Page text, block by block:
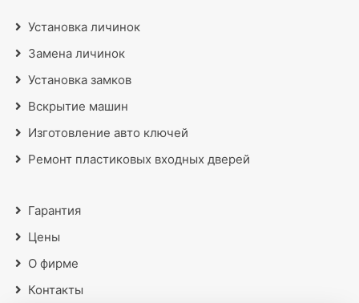
Установка личинок
Замена личинок
Установка замков
Вскрытие машин
Изготовление авто ключей
Ремонт пластиковых входных дверей
Гарантия
Цены
О фирме
Контакты